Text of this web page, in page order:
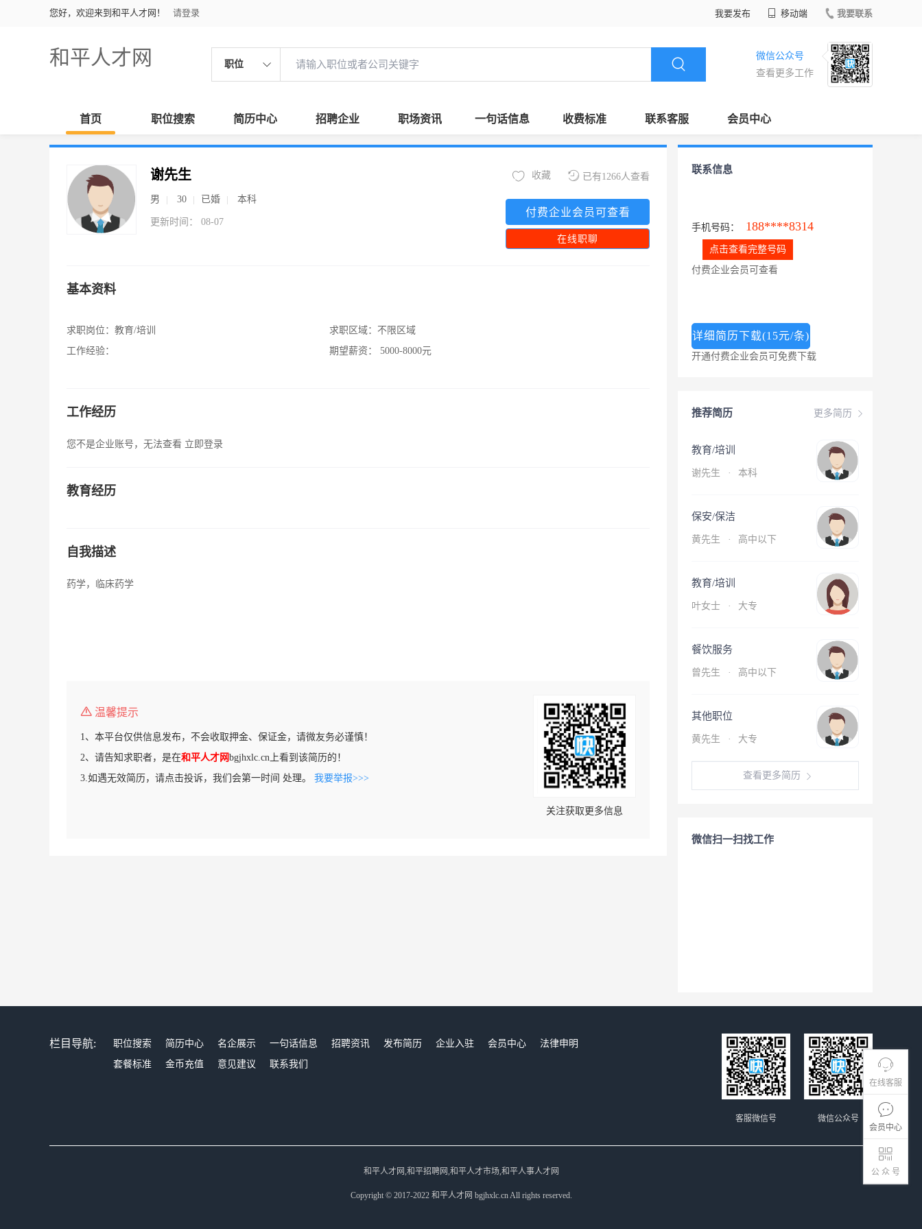
您好，欢迎来到和平人才网！ 请登录 我要发布 移动端 我要联系
和平人才网 职位
微信公众号
查看更多工作
首页 职位搜索 简历中心 招聘企业 职场资讯 一句话信息 收费标准 联系客服 会员中心
在线客服
会员中心
公 众 号
谢先生
男 30 已婚 本科
更新时间： 08-07
已有1266人查看
收藏
付费企业会员可查看
在线职聊
基本资料
求职岗位： 教育/培训
工作经验：
求职区域： 不限区域
期望薪资：
5000-8000元
工作经历
您不是企业账号，无法查看 立即登录
教育经历
自我描述
药学，临床药学
温馨提示
1、本平台仅供信息发布，不会收取押金、保证金，请微友务必谨慎！
2、请告知求职者，是在和平人才网bgjhxlc.cn上看到该简历的！
3.如遇无效简历，请点击投诉，我们会第一时间 处理。 我要举报>>>
关注获取更多信息
联系信息
手机号码： 188****8314
点击查看完整号码
付费企业会员可查看
详细简历下载(15元/条)
开通付费企业会员可免费下载
更多简历
推荐简历
教育/培训
谢先生 · 本科
保安/保洁
黄先生 · 高中以下
教育/培训
叶女士 · 大专
餐饮服务
曾先生 · 高中以下
其他职位
黄先生 · 大专
查看更多简历
微信扫一扫找工作
栏目导航: 职位搜索 简历中心 名企展示 一句话信息 招聘资讯 发布简历 企业入驻 会员中心
法律申明
套餐标准
金币充值 意见建议 联系我们
微信公众号
客服微信号
和平人才网,和平招聘网,和平人才市场,和平人事人才网
Copyright © 2017-2022 和平人才网 bgjhxlc.cn All rights reserved.